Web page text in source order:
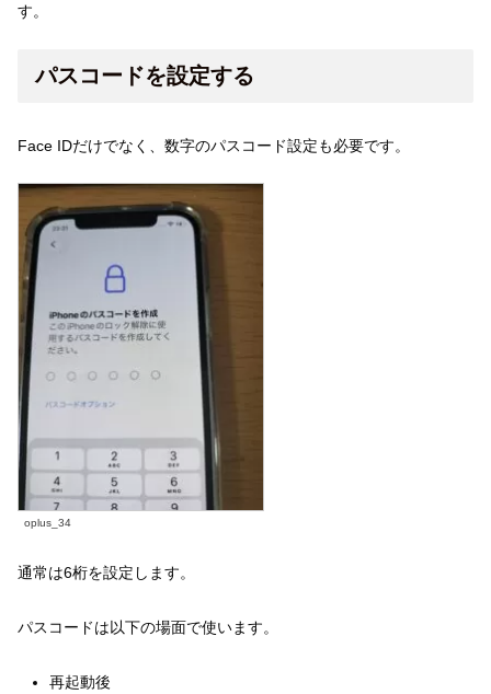
す。
パスコードを設定する
Face IDだけでなく、数字のパスコード設定も必要です。
oplus_34
通常は6桁を設定します。
パスコードは以下の場面で使います。
再起動後